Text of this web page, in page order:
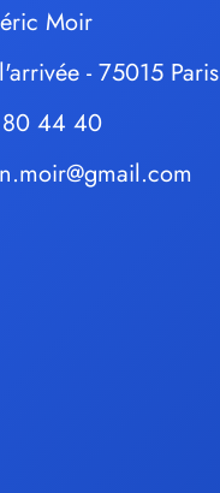
Moir
- 75015 Paris
44 40